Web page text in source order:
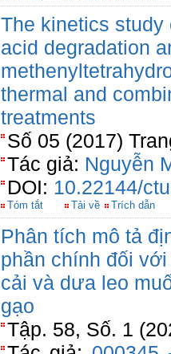
The kinetics study
acid degradation
thermal and
treatments
Số 05 (2017)
Tác giả: Nguyễn
DOI: 10.22144/
Tóm tắt Tải về Trích dẫn
Phân tích mô tả
phần chính đối
cải và dưa leo
gạo
Tập. 58, Số. 1